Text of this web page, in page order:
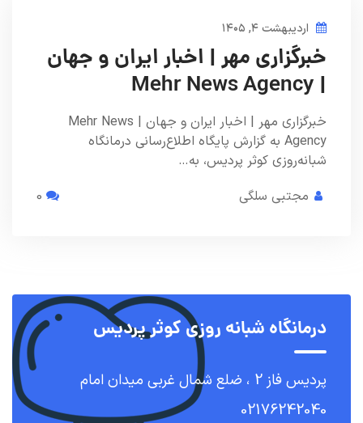
اردیبهشت ۴, ۱۴۰۵
خبرگزاری مهر | اخبار ایران و جهان
| Mehr News Agency
خبرگزاری مهر | اخبار ایران و جهان | Mehr News
Agency به گزارش پایگاه اطلاع‌رسانی درمانگاه
شبانه‌روزی کوثر پردیس، به…
مجتبی سلگی
درمانگاه شبانه روزی کوثر پردیس
پردیس فاز 2 ، ضلع شمال غربی میدان امام
02176242040